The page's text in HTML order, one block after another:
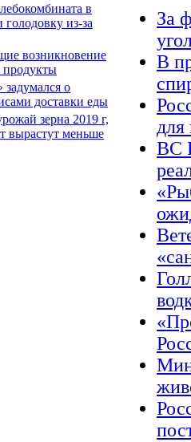
в
из-за
возникновение
продукты
задумался о
доставки еды
зерна 2019 г,
вырастут меньше
За
В
для
ВС